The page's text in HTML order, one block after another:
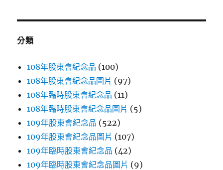
鍵
分類
108年股東會紀念品 (100)
108年股東會紀念品圖片 (97)
108年臨時股東會紀念品 (11)
108年臨時股東會紀念品圖片 (5)
109年股東會紀念品 (522)
109年股東會紀念品圖片 (107)
109年臨時股東會紀念品 (42)
109年臨時股東會紀念品圖片 (9)